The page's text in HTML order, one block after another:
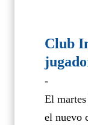
Club
-
El
el nuevo